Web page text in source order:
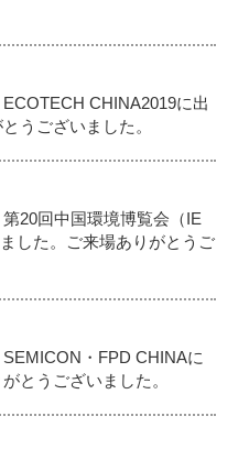
CHINA2019に出
うございました。
20回中国環境博覧会（IE
した。ご来場ありがとうご
・FPD CHINAに
とうございました。